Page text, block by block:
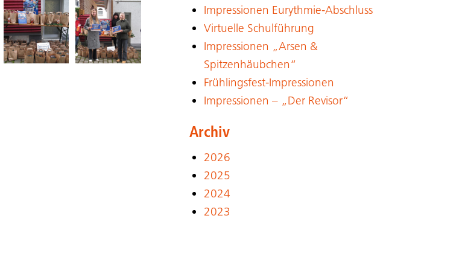
Impressionen Eurythmie-Abschluss
Virtuelle Schulführung
Impressionen „Arsen &
Spitzenhäubchen“
Frühlingsfest-Impressionen
Impressionen – „Der Revisor“
Archiv
2026
2025
2024
2023